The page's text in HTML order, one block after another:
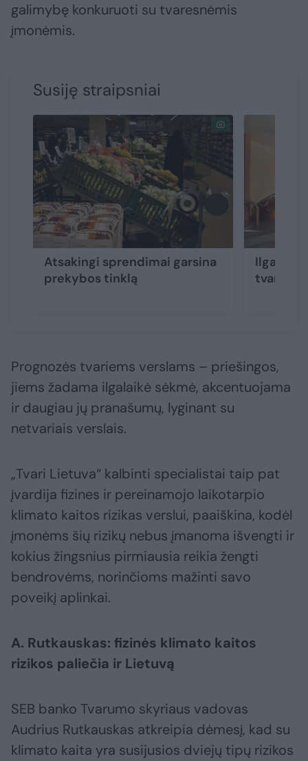
galimybę konkuruoti su tvaresnėmis
įmonėmis.
Susiję straipsniai
Atsakingi sprendimai garsina
prekybos tinklą
Prognozės tvariems verslams – priešingos,
jiems žadama ilgalaikė sėkmė, akcentuojama
ir daugiau jų pranašumų, lyginant su
netvariais verslais.
„Tvari Lietuva“ kalbinti specialistai taip pat
įvardija fizines ir pereinamojo laikotarpio
klimato kaitos rizikas verslui, paaiškina, kodėl
įmonėms šių rizikų nebus įmanoma išvengti ir
kokius žingsnius pirmiausia reikia žengti
bendrovėms, norinčioms mažinti savo
poveikį aplinkai.
A. Rutkauskas: fizinės klimato kaitos
rizikos paliečia ir Lietuvą
SEB banko Tvarumo skyriaus vadovas
Audrius Rutkauskas atkreipia dėmesį, kad su
klimato kaita yra susijusios dviejų tipų rizikos